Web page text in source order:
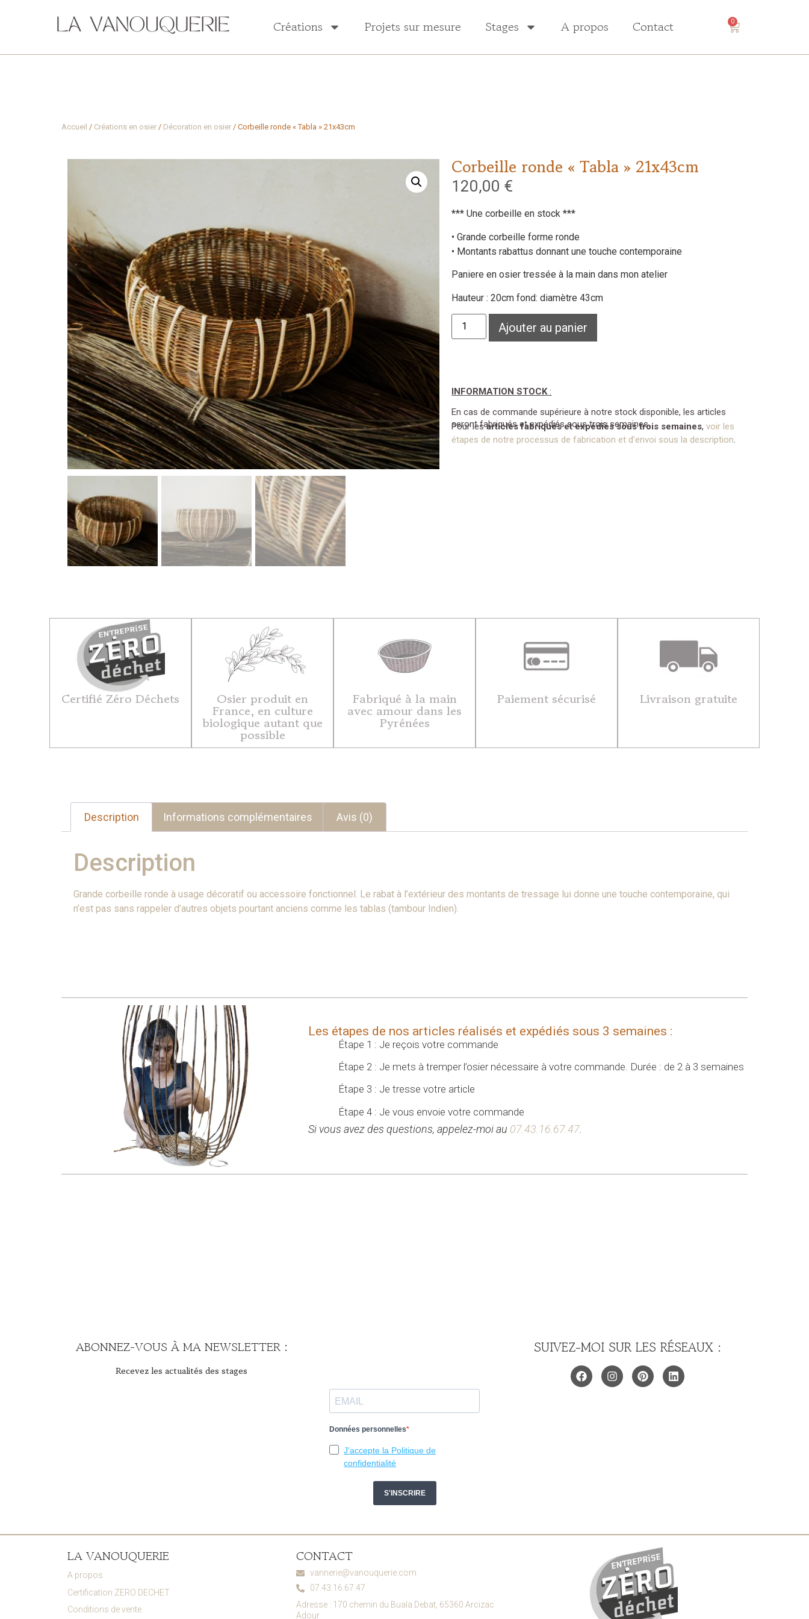
Créations Projets sur mesure Stages A propos Contact 0
Accueil / Créations en osier / Décoration en osier / Corbeille ronde « Tabla » 21x43cm
Corbeille ronde « Tabla » 21x43cm
120,00 €
*** Une corbeille en stock ***
• Grande corbeille forme ronde
• Montants rabattus donnant une touche contemporaine
Paniere en osier tressée à la main dans mon atelier
Hauteur : 20cm fond: diamètre 43cm
Ajouter au panier
INFORMATION STOCK:
En cas de commande supérieure à notre stock disponible, les articles
seront fabriqués et expédiés sous trois semaines.
Pour lesarticles fabriqués et expédiés sous trois semaines,voir les
étapes de notre processus de fabrication et d’envoi sous la description.
Certifié Zéro Déchets Osier produit en
France, en culture
biologique autant que
possible
Fabriqué à la main
avec amour dans les
Pyrénées
Paiement sécurisé Livraison gratuite
Description Informations complémentaires Avis (0)
Description
Grande corbeille ronde à usage décoratif ou accessoire fonctionnel. Le rabat à l’extérieur des montants de tressage lui donne une touche contemporaine, qui
n’est pas sans rappeler d’autres objets pourtant anciens comme les tablas (tambour Indien).
Les étapes de nos articles réalisés et expédiés sous 3 semaines :
Étape 1 : Je reçois votre commande
Étape 2 : Je mets à tremper l’osier nécessaire à votre commande. Durée : de 2 à 3 semaines
Étape 3 : Je tresse votre article
Étape 4 : Je vous envoie votre commande
Si vous avez des questions, appelez-moi au 07.43.16.67.47
ABONNEZ-VOUS À MA NEWSLETTER :
Recevez les actualités des stages
SUIVEZ-MOI SUR LES RÉSEAUX :
LA VANOUQUERIE
A propos
Certification ZERO DECHET
Conditions de vente
CONTACT
vannerie@vanouquerie.com
07.43.16.67.47
Adresse : 170 chemin du Buala Debat, 65360 Arcizac
Adour